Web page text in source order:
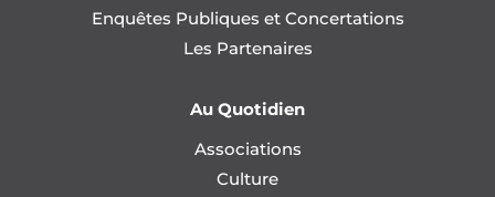
Enquêtes Publiques et Concertations
Les Partenaires
Au Quotidien
Associations
Culture